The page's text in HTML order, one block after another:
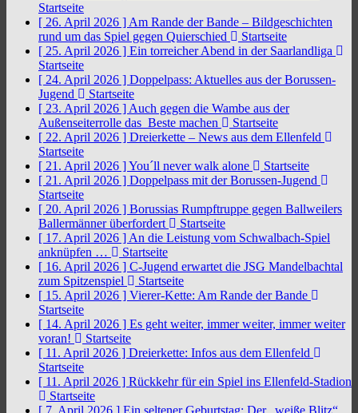
Startseite
[ 26. April 2026 ] Am Rande der Bande – Bildgeschichten
rund um das Spiel gegen Quierschied
Startseite
[ 25. April 2026 ] Ein torreicher Abend in der Saarlandliga
Startseite
[ 24. April 2026 ] Doppelpass: Aktuelles aus der Borussen-
Jugend
Startseite
[ 23. April 2026 ] Auch gegen die Wambe aus der
Außenseiterrolle das Beste machen
Startseite
[ 22. April 2026 ] Dreierkette – News aus dem Ellenfeld
Startseite
[ 21. April 2026 ]You´ll never walk alone
Startseite
[ 21. April 2026 ] Doppelpass mit der Borussen-Jugend
Startseite
[ 20. April 2026 ] Borussias Rumpftruppe gegen Ballweilers
Ballermänner überfordert
Startseite
[ 17. April 2026 ] An die Leistung vom Schwalbach-Spiel
anknüpfen …
Startseite
[ 16. April 2026 ] C-Jugend erwartet die JSG Mandelbachtal
zum Spitzenspiel
Startseite
[ 15. April 2026 ] Vierer-Kette: Am Rande der Bande
Startseite
[ 14. April 2026 ] Es geht weiter, immer weiter, immer weiter
voran!
Startseite
[ 11. April 2026 ] Dreierkette: Infos aus dem Ellenfeld
Startseite
[ 11. April 2026 ] Rückkehr für ein Spiel ins Ellenfeld-Stadion
Startseite
[ 7. April 2026 ] Ein seltener Geburtstag: Der „weiße Blitz“